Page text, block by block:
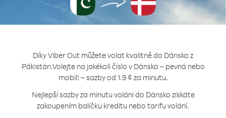
Díky Viber Out můžete volat kvalitně do Dánsko z
Pákistán.Volejte na jakékoli číslo v Dánsko – pevná nebo
mobil! – sazby od 1.9 ¢ za minutu.
Nejlepší sazby za minutu volání do Dánsko získáte
zakoupením balíčku kreditu nebo tarifu volání.